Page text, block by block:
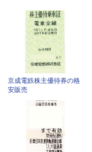
京成電鉄株主優待券の格
安販売